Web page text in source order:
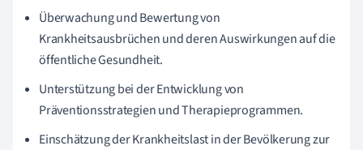
Überwachung und Bewertung von
Krankheitsausbrüchen und deren Auswirkungen auf die
öffentliche Gesundheit.
Unterstützung bei der Entwicklung von
Präventionsstrategien und Therapieprogrammen.
Einschätzung der Krankheitslast in der Bevölkerung zur